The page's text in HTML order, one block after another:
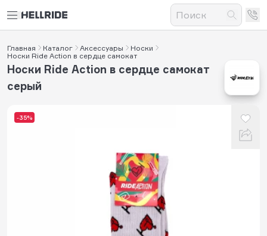
Главная Каталог Аксессуары
Носки
Носки Ride Action в сердце самокат
-35%
Носки Ride Action в сердце самокат
серый